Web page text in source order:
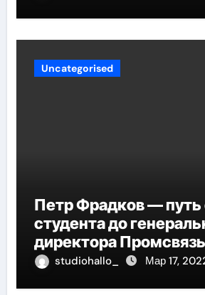
Uncategorised
Петр Фрадков — путь
студента до
директора
биография и рост в
studiohallo_ Мар 17,